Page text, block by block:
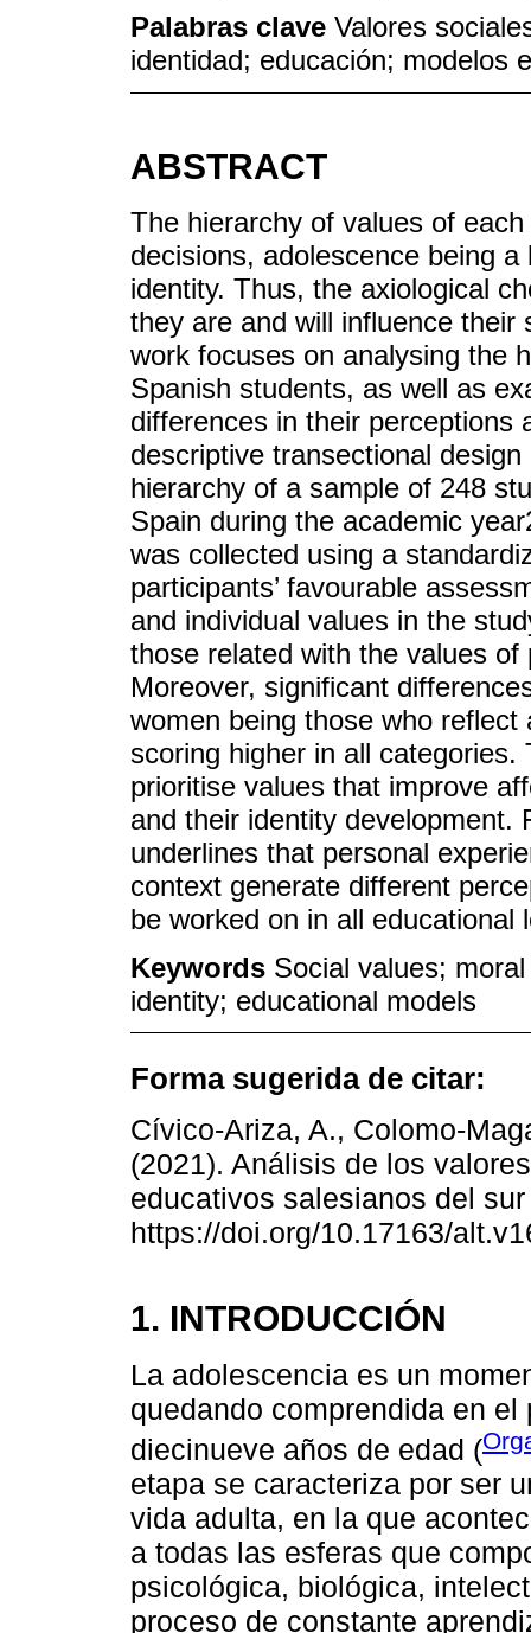
Palabras clave Valores
identidad; educación; modelos
ABSTRACT
The hierarchy of values of
decisions, adolescence being
identity. Thus, the axiological
they are and will influence
work focuses on analysing the
Spanish students, as well as
differences in their perceptions
descriptive transectional
hierarchy of a sample of 248
Spain during the academic
was collected using a
participants’ favourable
and individual values in the
those related with the values
Moreover, significant
women being those who
scoring higher in all
prioritise values that improve
and their identity development.
underlines that personal
context generate different
be worked on in all educational
Keywords Social values;
identity; educational models
Forma sugerida de citar:
Cívico-Ariza, A., Colomo-
(2021). Análisis de los
educativos salesianos del
https://doi.org/10.17163/
1. INTRODUCCIÓN
La adolescencia es un
quedando comprendida en
diecinueve años de edad (
etapa se caracteriza por ser
vida adulta, en la que
a todas las esferas que
psicológica, biológica,
proceso de constante